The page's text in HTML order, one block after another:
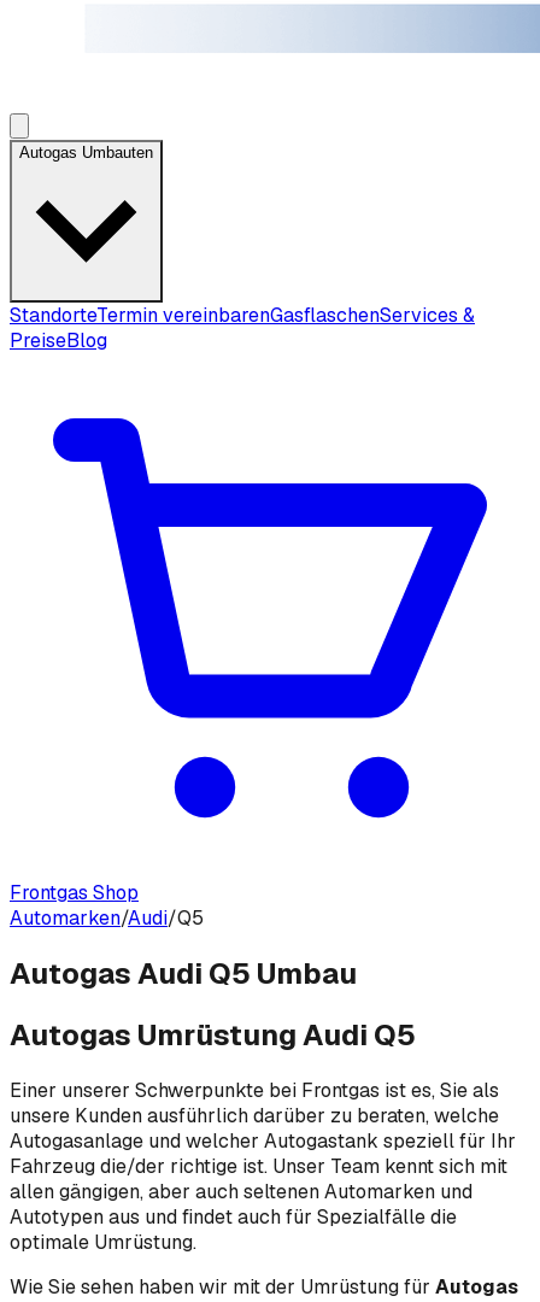
Autogas Umbauten
StandorteTermin vereinbarenGasflaschenServices &
PreiseBlog
Frontgas Shop
Automarken/Audi/Q5
Autogas Audi Q5 Umbau
Autogas Umrüstung Audi Q5
Einer unserer Schwerpunkte bei Frontgas ist es, Sie als
unsere Kunden ausführlich darüber zu beraten, welche
Autogasanlage und welcher Autogastank speziell für Ihr
Fahrzeug die/der richtige ist. Unser Team kennt sich mit
allen gängigen, aber auch seltenen Automarken und
Autotypen aus und findet auch für Spezialfälle die
optimale Umrüstung.
Wie Sie sehen haben wir mit der Umrüstung für Autogas